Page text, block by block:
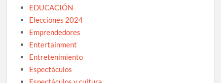
EDUCACIÓN
Elecciones 2024
Emprendedores
Entertainment
Entretenimiento
Espectáculos